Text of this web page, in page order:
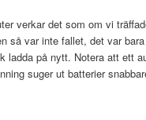
verkar det som om vi
så var inte fallet, det var
ladda på nytt. Notera att ett
suger ut batterier